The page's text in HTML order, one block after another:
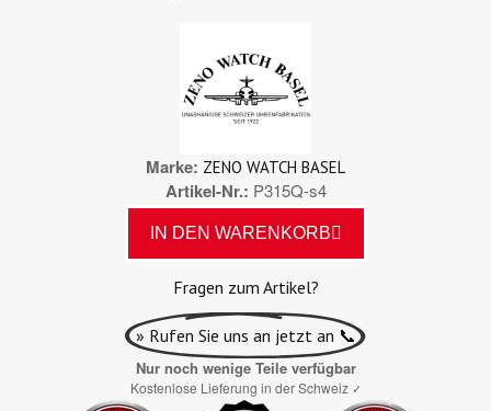
Marke ZENO WATCH BASEL
Artikel-Nr. P315Q-s4
IN DEN WARENKORB
Fragen zum Artikel?
» Rufen Sie uns an jetzt an 📞
Nur noch wenige Teile verfügbar
Kostenlose Lieferung in der Schweiz ✓